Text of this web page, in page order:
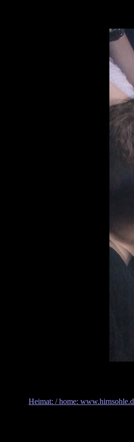
Heimat: / home: